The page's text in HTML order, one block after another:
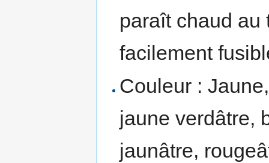
paraît chaud au
facilement
Couleur :
jaune verdâtre,
jaunâtre,